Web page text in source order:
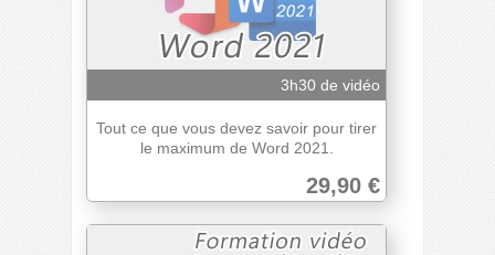
3h30 de vidéo
Tout ce que vous devez savoir pour tirer
le maximum de Word 2021.
29,90 €